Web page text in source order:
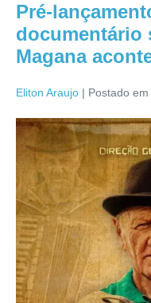
Pré-
documentário
Magana
Eliton Araujo | Postado em